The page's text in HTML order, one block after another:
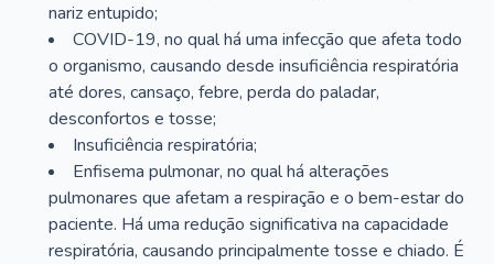
nariz entupido;
COVID-19, no qual há uma infecção que afeta todo
o organismo, causando desde insuficiência respiratória
até dores, cansaço, febre, perda do paladar,
desconfortos e tosse;
Insuficiência respiratória;
Enfisema pulmonar, no qual há alterações
pulmonares que afetam a respiração e o bem-estar do
paciente. Há uma redução significativa na capacidade
respiratória, causando principalmente tosse e chiado. É